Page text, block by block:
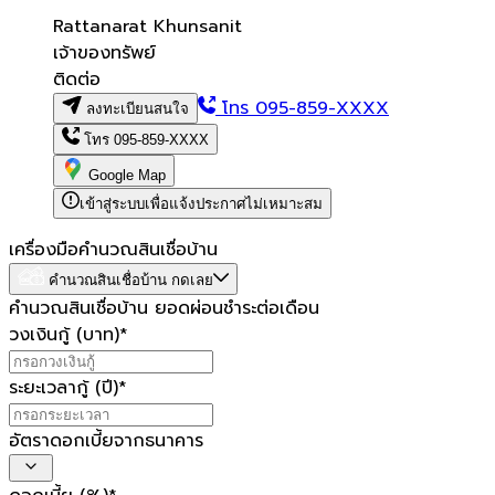
Rattanarat Khunsanit
เจ้าของทรัพย์
ติดต่อ
ลงทะเบียนสนใจ โทร095-859-XXXX
โทร 095-859-XXXX
Google Map
เข้าสู่ระบบเพื่อแจ้งประกาศไม่เหมาะสม
เครื่องมือคำนวณสินเชื่อบ้าน
คำนวณสินเชื่อบ้าน กดเลย
คำนวณสินเชื่อบ้าน ยอดผ่อนชำระต่อเดือน
วงเงินกู้ (บาท)*
ระยะเวลากู้ (ปี)*
อัตราดอกเบี้ยจากธนาคาร